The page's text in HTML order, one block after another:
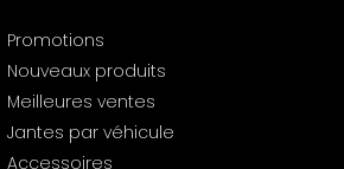
Promotions
Nouveaux produits
Meilleures ventes
Jantes par véhicule
Accessoires